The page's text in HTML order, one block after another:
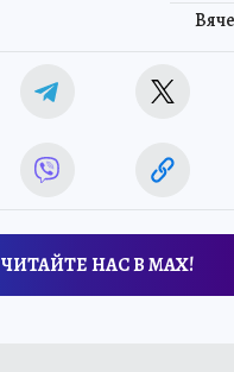
ЧИТАЙТЕ НАС В МАХ!